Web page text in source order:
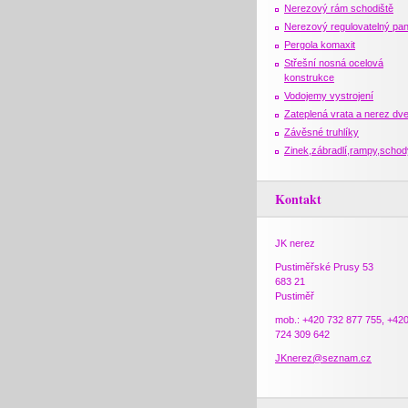
Nerezový rám schodiště
Nerezový regulovatelný
Pergola komaxit
Střešní nosná ocelová
konstrukce
Vodojemy vystrojení
Zateplená vrata a nerez
Závěsné truhlíky
Kontakt
JK nerez
Pustiměřské Prusy 53
683 21
Pustiměř
mob.: +420 732 877 755, +420
724 309 642
JKnerez@seznam.cz